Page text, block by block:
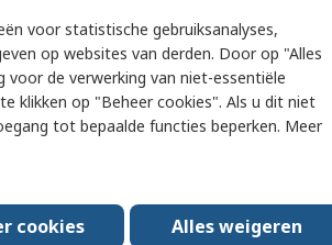
Protective Film
Protective Film
12 in HMI Screen
No
voor statistische gebruiksanalyses,
op websites van derden. Door op "Alles
de verwerking van niet-essentiële
klikken op "Beheer cookies". Als u dit niet
tot bepaalde functies beperken. Meer
cookies Alles weigeren